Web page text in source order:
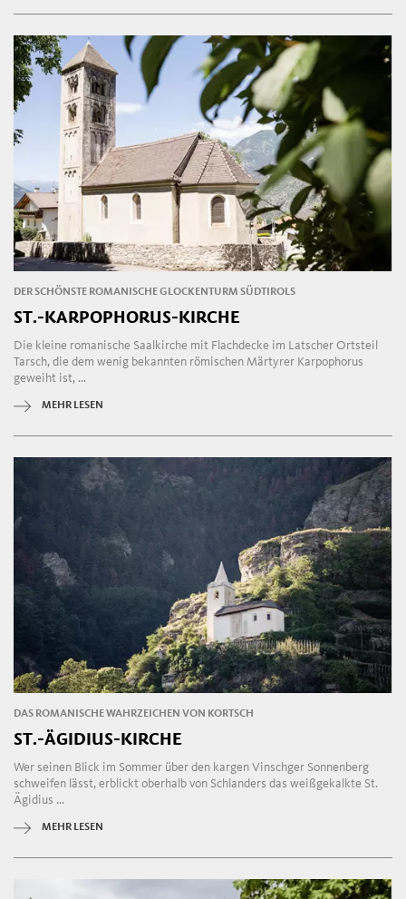
DER SCHÖNSTE ROMANISCHE GLOCKENTURM SÜDTIROLS
ST.-KARPOPHORUS-KIRCHE
Die kleine romanische Saalkirche mit Flachdecke im Latscher Ortsteil
Tarsch, die dem wenig bekannten römischen Märtyrer Karpophorus
geweiht ist, ...
MEHR LESEN
DAS ROMANISCHE WAHRZEICHEN VON KORTSCH
ST.-ÄGIDIUS-KIRCHE
Wer seinen Blick im Sommer über den kargen Vinschger Sonnenberg
schweifen lässt, erblickt oberhalb von Schlanders das weißgekalkte St.
Ägidius ...
MEHR LESEN